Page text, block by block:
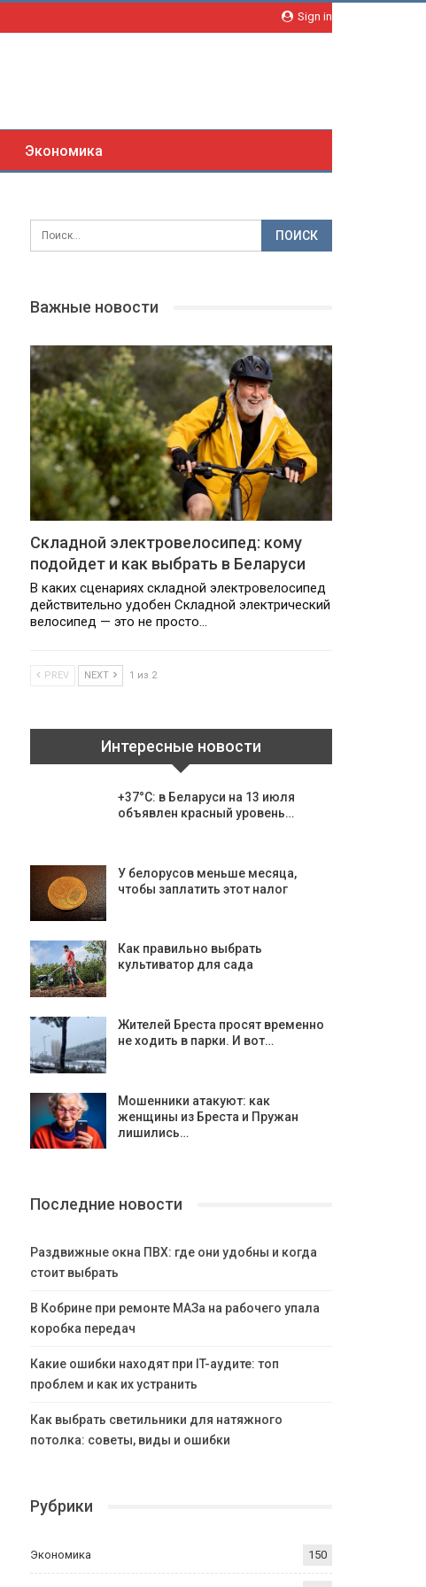
Sign in
Экономика
Важные новости
Складной электровелосипед: кому
подойдет и как выбрать в Беларуси
В каких сценариях складной электровелосипед
действительно удобен Складной электрический
велосипед — это не просто…
PREV NEXT 1 из 2
Интересные новости
+37°С: в Беларуси на 13 июля
объявлен красный уровень…
У белорусов меньше месяца,
чтобы заплатить этот налог
Как правильно выбрать
культиватор для сада
Жителей Бреста просят временно
не ходить в парки. И вот…
Мошенники атакуют: как
женщины из Бреста и Пружан
лишились…
Последние новости
Раздвижные окна ПВХ: где они удобны и когда
стоит выбрать
В Кобрине при ремонте МАЗа на рабочего упала
коробка передач
Какие ошибки находят при IT-аудите: топ
проблем и как их устранить
Как выбрать светильники для натяжного
потолка: советы, виды и ошибки
Рубрики
Экономика 150